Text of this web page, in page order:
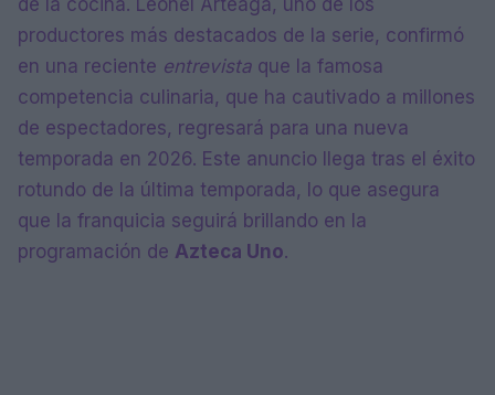
productores más destacados de la serie, confirmó
en una reciente entrevista que la famosa
competencia culinaria, que ha cautivado a millones
de espectadores, regresará para una nueva
temporada en 2026. Este anuncio llega tras el éxito
rotundo de la última temporada, lo que asegura
que la franquicia seguirá brillando en la
programación de Azteca Uno.